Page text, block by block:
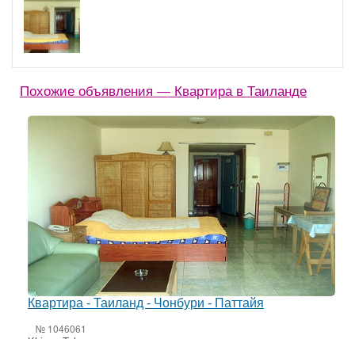
Похожие объявления — Квартира в Таиланде
Квартира - Таиланд - Чонбури - Паттайя
№ 1046061